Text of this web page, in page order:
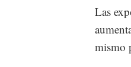
Las
mismo